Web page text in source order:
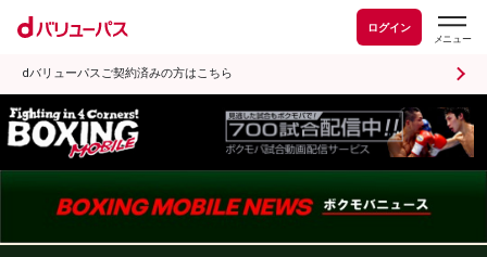
ログイン
dバリューパスご契約済みの方はこちら